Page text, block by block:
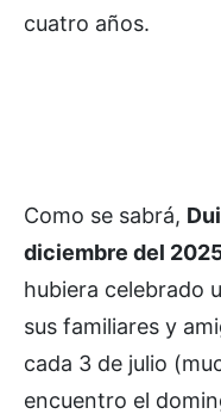
cuatro años.
Como se sabrá,
diciembre del
hubiera celebrado
sus familiares y
cada 3 de julio
encuentro el